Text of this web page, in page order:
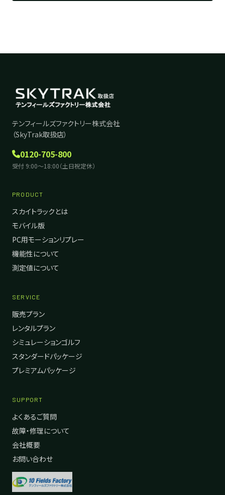
テンフィールズファクトリー株式会社
（SkyTrak取扱店）
0120-705-800
受付 9:00〜18:00（土日祝定休）
PRODUCT
スカイトラックとは
モバイル版
PC用モーションリプレー
機能性について
測定値について
SERVICE
販売プラン
レンタルプラン
シミュレーションゴルフ
スタンダードパッケージ
プレミアムパッケージ
SUPPORT
よくあるご質問
故障・修理について
会社概要
お問い合わせ